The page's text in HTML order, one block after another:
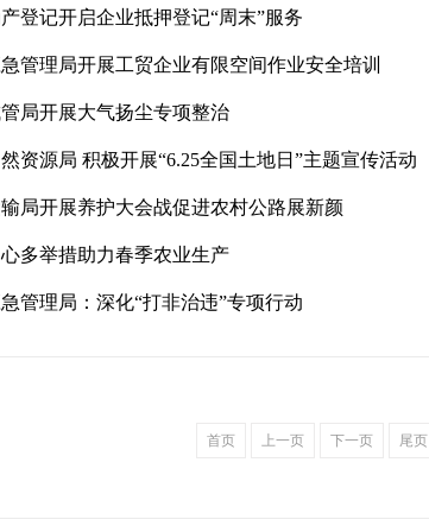
登记开启企业抵押登记“周末”服务
管理局开展工贸企业有限空间作业安全培训
局开展大气扬尘专项整治
资源局 积极开展“6.25全国土地日”主题宣传活动
局开展养护大会战促进农村公路展新颜
多举措助力春季农业生产
管理局：深化“打非治违”专项行动
首页 上一页 下一页 尾页